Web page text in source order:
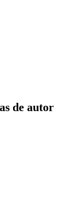
de autor